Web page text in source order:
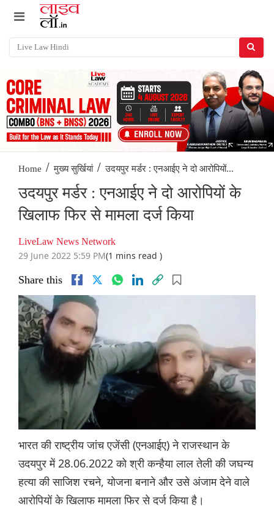
Home / मुख्य सुर्खियां / उदयपुर मर्डर : एनआईए ने दो आरोपियों...
उदयपुर मर्डर : एनआईए ने दो आरोपियों के
खिलाफ फिर से मामला दर्ज किया
LiveLaw News Network
29 June 2022 5:59 PM(1 mins read )
Share this
भारत की राष्ट्रीय जांच एजेंसी (एनआईए) ने राजस्थान के
उदयपुर में 28.06.2022 को श्री कन्हैया लाल तेली की जघन्य
हत्या की साजिश रचने, योजना बनाने और उसे अंजाम देने वाले
आरोपियों के खिलाफ मामला फिर से दर्ज किया है।